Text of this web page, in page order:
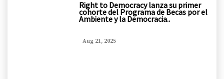
Right to Democracy lanza su primer
cohorte del Programa de Becas por el
Ambiente y la Democracia..
Aug 21, 2025